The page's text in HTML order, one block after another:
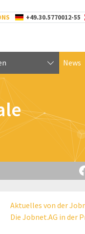
+49.30.5770012-55
News
Aktuelles von der
Die Jobnet.AG in der